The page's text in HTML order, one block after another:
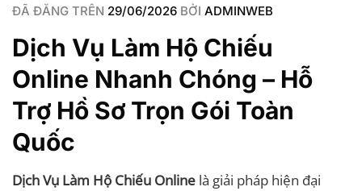
ĐÃ ĐĂNG TRÊN 29/06/2026 BỞI ADMINWEB
Dịch Vụ Làm Hộ Chiếu
Online Nhanh Chóng – Hỗ
Trợ Hồ Sơ Trọn Gói Toàn
Quốc
Dịch Vụ Làm Hộ Chiếu Online là giải pháp hiện đại